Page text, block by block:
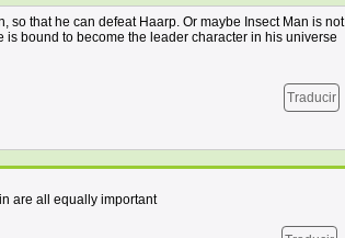
so that he can defeat Haarp. Or maybe Insect Man is not
bound to become the leader character in his universe
Traducir
are all equally important